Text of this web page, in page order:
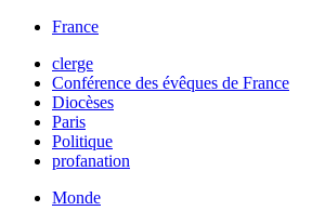
France
clerge
Conférence des évêques de France
Diocèses
Paris
Politique
profanation
Monde